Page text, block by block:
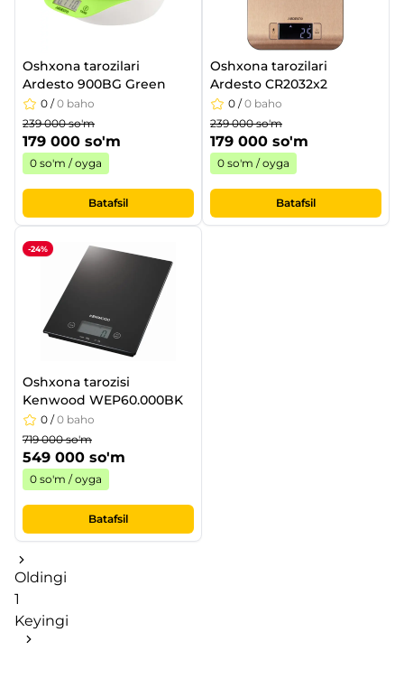
Oshxona tarozilari
Ardesto 900BG Green
0 /0 baho
239 000 so'm
179 000 so'm
0 so'm / oyga
Batafsil
Oshxona tarozilari
Ardesto CR2032x2
0 /0 baho
239 000 so'm
179 000 so'm
0 so'm / oyga
Batafsil
-24%
Oshxona tarozisi
Kenwood WEP60.000BK
0 /0 baho
719 000 so'm
549 000 so'm
0 so'm / oyga
Batafsil
Oldingi
1
Keyingi